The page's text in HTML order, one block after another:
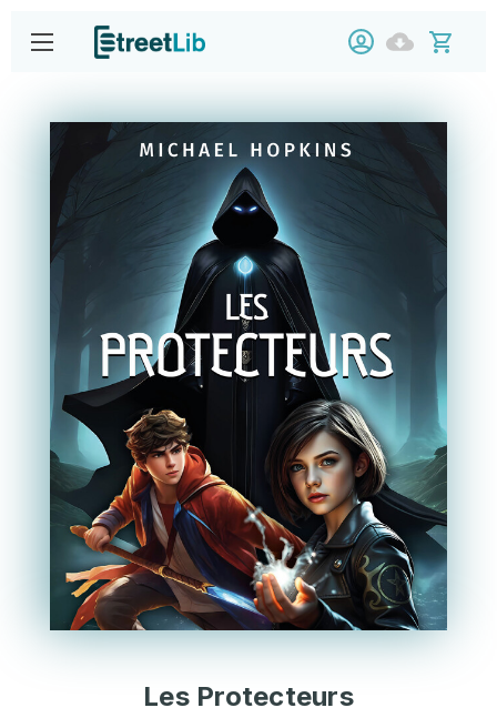
Les Protecteurs